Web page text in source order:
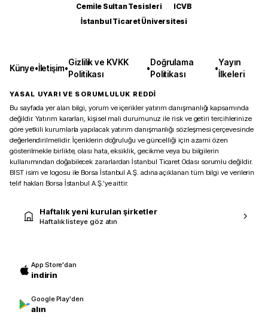
Cemile Sultan Tesisleri
ICVB
İstanbul Ticaret Üniversitesi
Künye•İletişim•
Gizlilik ve KVKK
Politikası
•
Doğrulama
Politikası
•
Yayın
İlkeleri
YASAL UYARI VE SORUMLULUK REDDİ
Bu sayfada yer alan bilgi, yorum ve içerikler yatırım danışmanlığı kapsamında
değildir. Yatırım kararları, kişisel mali durumunuz ile risk ve getiri tercihlerinize
göre yetkili kurumlarla yapılacak yatırım danışmanlığı sözleşmesi çerçevesinde
değerlendirilmelidir. İçeriklerin doğruluğu ve güncelliği için azami özen
gösterilmekle birlikte, olası hata, eksiklik, gecikme veya bu bilgilerin
kullanımından doğabilecek zararlardan İstanbul Ticaret Odası sorumlu değildir.
BIST isim ve logosu ile Borsa İstanbul A.Ş. adına açıklanan tüm bilgi ve verilerin
telif hakları Borsa İstanbul A.Ş.’ye aittir.
Haftalık yeni kurulan şirketler
Haftalık listeye göz atın
App Store'dan
indirin
Google Play'den
alın